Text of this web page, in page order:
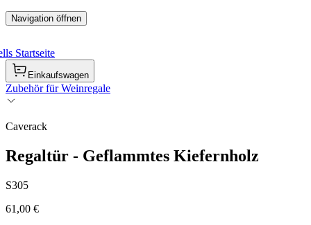
Navigation öffnen
Startseite
Einkaufswagen
Zubehör für Weinregale
Caverack
Regaltür - Geflammtes Kiefernholz
S305
61,00 €